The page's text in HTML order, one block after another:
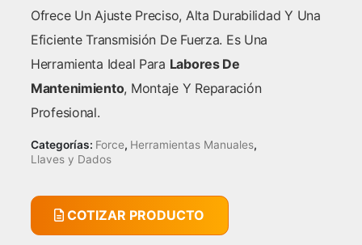
Ofrece Un Ajuste Preciso, Alta Durabilidad Y Una
Eficiente Transmisión De Fuerza. Es Una
Herramienta Ideal Para Labores De
Mantenimiento, Montaje Y Reparación
Profesional.
Categorías: Force, Herramientas Manuales,
Llaves y Dados
COTIZAR PRODUCTO